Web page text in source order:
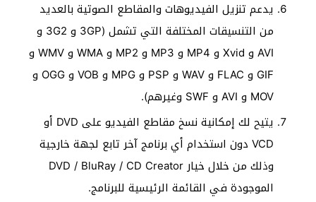
يدعم تنزيل الفيديوهات والمقاطع الصوتية بالعديد
من التنسيقات المختلفة التي تشمل (3GP و 3G2 و
AVI و Xvid و MP4 و MP3 و MP2 و WMA و WMV و
GIF و FLAC و WAV و PSP و MPG و VOB و OGG و
MOV و AVI و SWF وغيرهم).
يتيح لك إمكانية نسخ مقاطع الفيديو على DVD أو
VCD دون استخدام أي برنامج آخر تابع لجهة خارجية
وذلك من خلال خيار DVD / BluRay / CD Creator
الموجودة في القائمة الرئيسية للبرنامج.